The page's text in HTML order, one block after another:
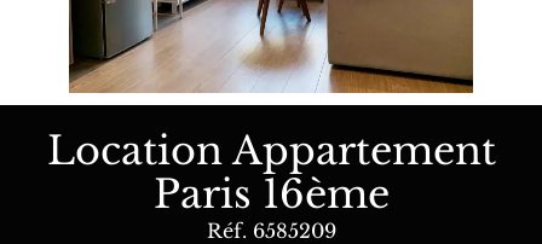
Location Appartement
Paris 16ème
Réf. 6585209